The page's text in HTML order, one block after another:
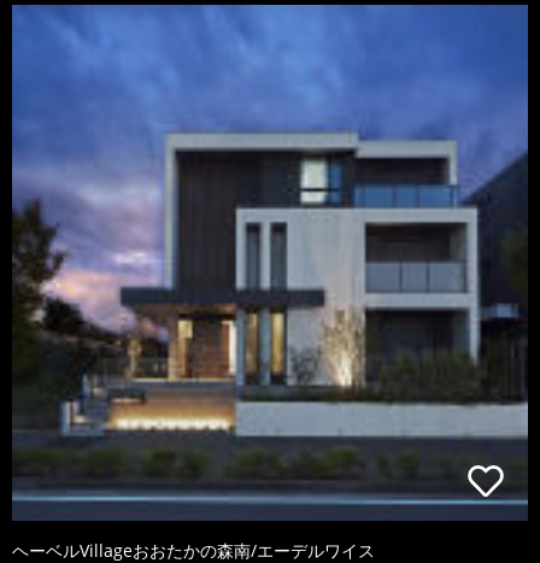
ヘーベルVillageおおたかの森南/エーデルワイス